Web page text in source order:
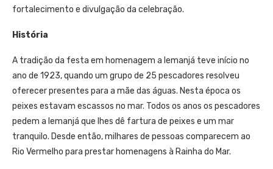
fortalecimento e divulgação da celebração.
História
A tradição da festa em homenagem a Iemanjá teve início no
ano de 1923, quando um grupo de 25 pescadores resolveu
oferecer presentes para a mãe das águas. Nesta época os
peixes estavam escassos no mar. Todos os anos os pescadores
pedem a Iemanjá que lhes dê fartura de peixes e um mar
tranquilo. Desde então, milhares de pessoas comparecem ao
Rio Vermelho para prestar homenagens à Rainha do Mar.